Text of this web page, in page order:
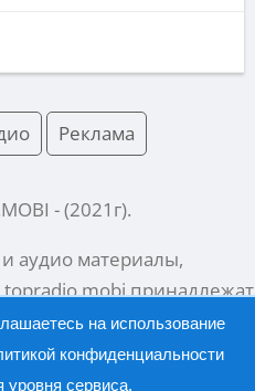
Реклама
- (2021 г).
аудио материалы,
topradio.mobiпринадлежат
владельцам.на использование
конфиденциальности
сервиса.